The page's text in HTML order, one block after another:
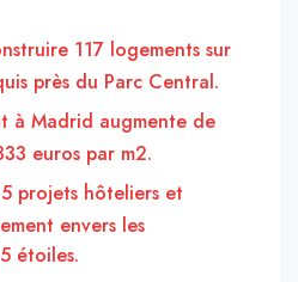
117 logements sur
près du Parc Central.
à Madrid augmente de
euros par m2.
projets hôteliers et
envers les
étoiles.